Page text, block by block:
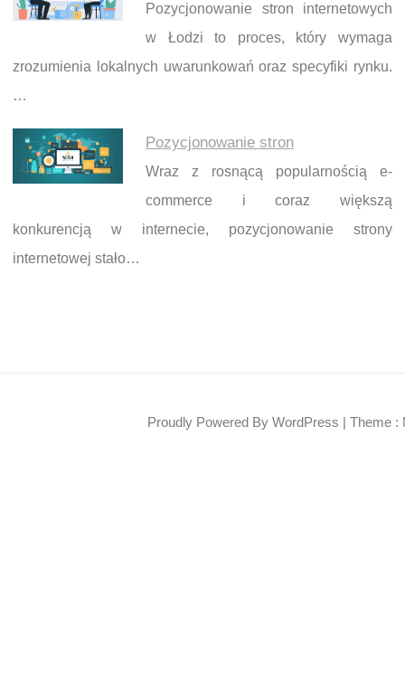
Pozycjonowanie stron internetowych
w Łodzi to proces, który wymaga
zrozumienia lokalnych uwarunkowań oraz specyfiki rynku.
…
Pozycjonowanie stron
Wraz z rosnącą popularnością e-
commerce i coraz większą
konkurencją w internecie, pozycjonowanie strony
internetowej stało…
Proudly Powered By WordPress | Theme :